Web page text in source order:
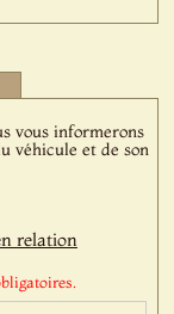
vous informerons
véhicule et de son
relation